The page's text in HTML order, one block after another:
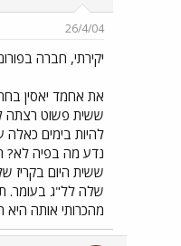
26/4/04
יקירתי, חברה
את אחמד יאסין
ששית פשוט רצתה
להיות בימים
נדע מה בפיה לא?
ששית היום בקריז
שלה לל"ג בעומר.
מהכרותי אותה היא